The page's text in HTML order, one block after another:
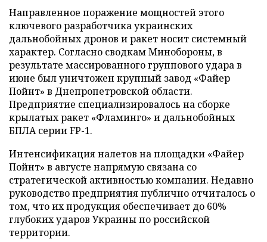
Направленное поражение мощностей этого
ключевого разработчика украинских
дальнобойных дронов и ракет носит системный
характер. Согласно сводкам Минобороны, в
результате массированного группового удара в
июне был уничтожен крупный завод «Файер
Пойнт» в Днепропетровской области.
Предприятие специализировалось на сборке
крылатых ракет «Фламинго» и дальнобойных
БПЛА серии FP-1.
Интенсификация налетов на площадки «Файер
Пойнт» в августе напрямую связана со
стратегической активностью компании. Недавно
руководство предприятия публично отчиталось о
том, что их продукция обеспечивает до 60%
глубоких ударов Украины по российской
территории.